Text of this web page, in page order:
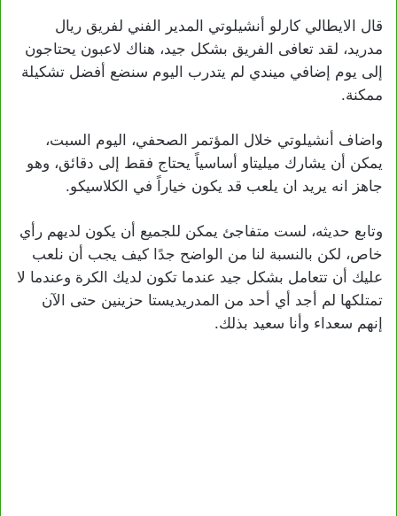
قال الايطالي كارلو أنشيلوتي المدير الفني لفريق ريال
مدريد، لقد تعافى الفريق بشكل جيد، هناك لاعبون يحتاجون
إلى يوم إضافي ميندي لم يتدرب اليوم سنضع أفضل تشكيلة
ممكنة.
واضاف أنشيلوتي خلال المؤتمر الصحفي، اليوم السبت،
يمكن أن يشارك ميليتاو أساسياً يحتاج فقط إلى دقائق، وهو
جاهز انه يريد ان يلعب قد يكون خياراً في الكلاسيكو.
وتابع حديثه، لست متفاجئ يمكن للجميع أن يكون لديهم رأي
خاص، لكن بالنسبة لنا من الواضح جدًا كيف يجب أن نلعب
عليك أن تتعامل بشكل جيد عندما تكون لديك الكرة وعندما لا
تمتلكها لم أجد أي أحد من المدريديستا حزينين حتى الآن
إنهم سعداء وأنا سعيد بذلك.